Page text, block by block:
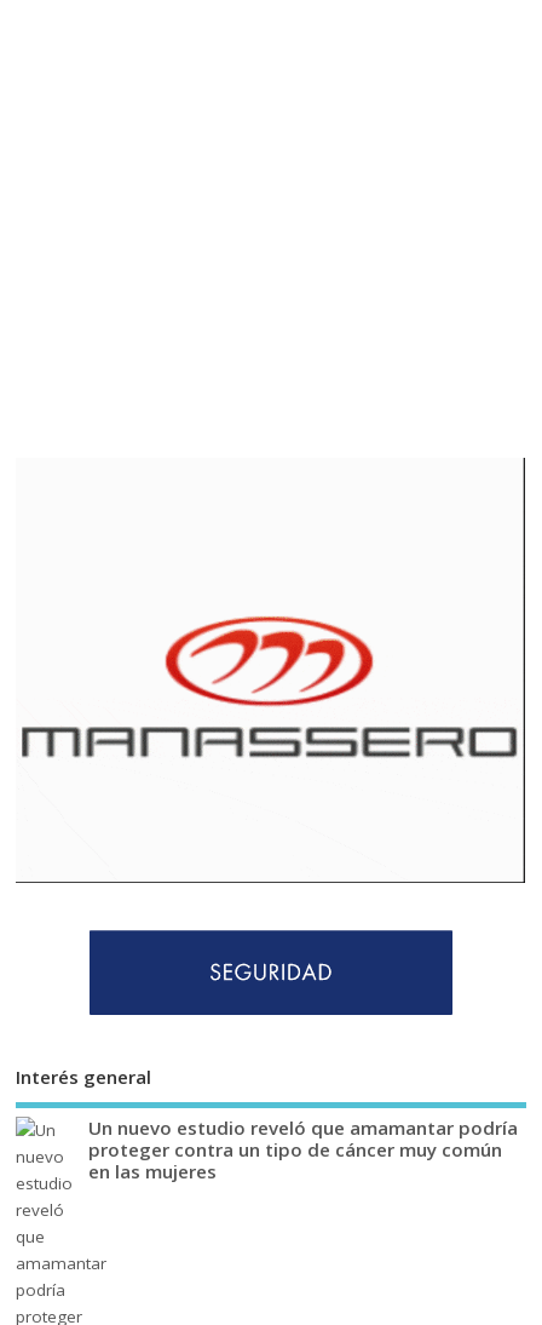
Interés general
Un nuevo estudio reveló que amamantar podría
proteger contra un tipo de cáncer muy común
en las mujeres